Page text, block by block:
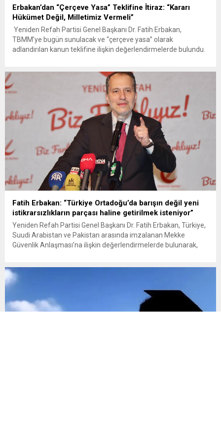
Erbakan’dan “Çerçeve Yasa” Teklifine İtiraz: “Kararı
Hükümet Değil, Milletimiz Vermeli”
Yeniden Refah Partisi Genel Başkanı Dr. Fatih Erbakan,
TBMM’ye bugün sunulacak ve “çerçeve yasa” olarak
adlandırılan kanun teklifine ilişkin değerlendirmelerde bulundu.
teröristlerin akıbeti ile ilgili kararı devlet kadroları ya da hükümet
ortaklarının değil; şehit aileleri ve...
Fatih Erbakan: “Türkiye Ortadoğu’da barışın değil yeni
istikrarsızlıkların parçası haline getirilmek isteniyor”
Yeniden Refah Partisi Genel Başkanı Dr. Fatih Erbakan, Türkiye,
Suudi Arabistan ve Pakistan arasında imzalanan Mekke
Güvenlik Anlaşması’na ilişkin değerlendirmelerde bulunarak,
çalışıldığı uyarısında bulundu. Erbakan, bölge ülkelerini karşı
karşıya getirebilecek girişimlere karşı D-8 Teşkilatı’nın